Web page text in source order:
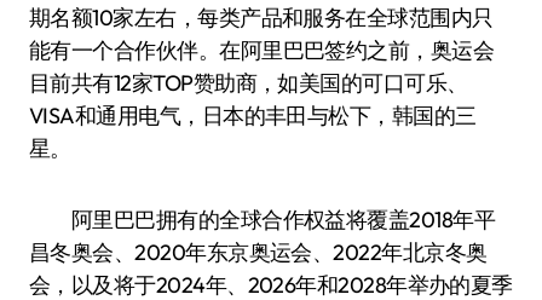
期名额10家左右，每类产品和服务在全球范围内只
能有一个合作伙伴。在阿里巴巴签约之前，奥运会
目前共有12家TOP赞助商，如美国的可口可乐、
VISA和通用电气，日本的丰田与松下，韩国的三
星。
阿里巴巴拥有的全球合作权益将覆盖2018年平
昌冬奥会、2020年东京奥运会、2022年北京冬奥
会，以及将于2024年、2026年和2028年举办的夏季